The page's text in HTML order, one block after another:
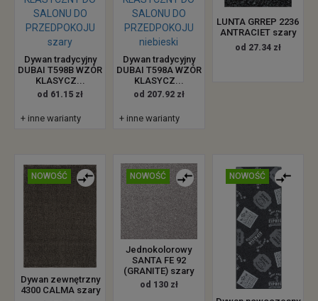
Dywan tradycyjny
DUBAI T598B WZÓR
KLASYCZ...
od 61.15 zł
+ inne warianty
Dywan tradycyjny
DUBAI T598A WZÓR
KLASYCZ...
od 207.92 zł
+ inne warianty
LUNTA GRREP 2236
ANTRACIET szary
od 27.34 zł
NOWOŚĆ
Dywan zewnętrzny
4300 CALMA szary
NOWOŚĆ
Jednokolorowy
SANTA FE 92
(GRANITE) szary
od 130 zł
NOWOŚĆ